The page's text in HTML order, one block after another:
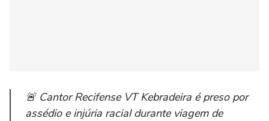
🚨 Cantor Recifense VT Kebradeira é preso por
assédio e injúria racial durante viagem de